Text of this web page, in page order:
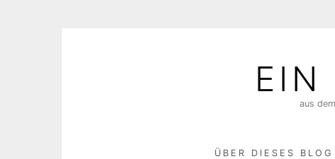
EIN
aus
ÜBER DIESES BLOG